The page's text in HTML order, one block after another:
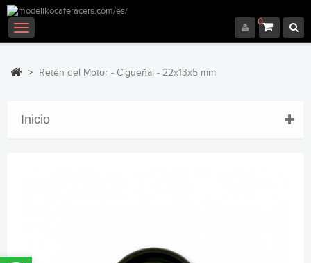
0
Navegación
Toggle
> Retén del Motor - Cigueñal - 22x13x5 mm
Inicio